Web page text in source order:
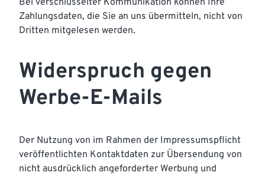
Bei verschlüsselter Kommunikation können Ihre
Zahlungsdaten, die Sie an uns übermitteln, nicht von
Dritten mitgelesen werden.
Widerspruch gegen
Werbe-E-Mails
Der Nutzung von im Rahmen der Impressumspflicht
veröffentlichten Kontaktdaten zur Übersendung von
nicht ausdrücklich angeforderter Werbung und